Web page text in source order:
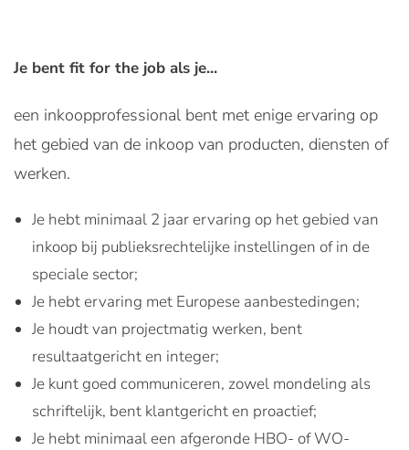
Je bent fit for the job als je...
een inkoopprofessional bent met enige ervaring op
het gebied van de inkoop van producten, diensten of
werken.
Je hebt minimaal 2 jaar ervaring op het gebied van
inkoop bij publieksrechtelijke instellingen of in de
speciale sector;
Je hebt ervaring met Europese aanbestedingen;
Je houdt van projectmatig werken, bent
resultaatgericht en integer;
Je kunt goed communiceren, zowel mondeling als
schriftelijk, bent klantgericht en proactief;
Je hebt minimaal een afgeronde HBO- of WO-